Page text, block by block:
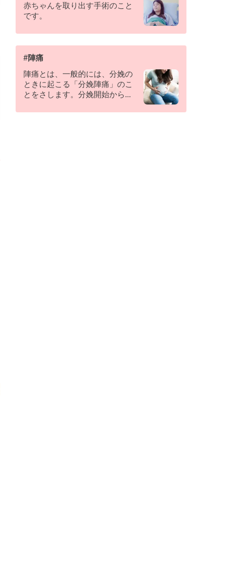
赤ちゃんを取り出す手術のこと
です。
#陣痛
陣痛とは、一般的には、分娩の
ときに起こる「分娩陣痛」のこ
とをさします。分娩開始から...